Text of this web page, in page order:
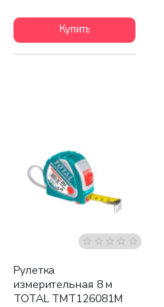
Купить
Рулетка
измерительная 8 м
TOTAL TMT126081M